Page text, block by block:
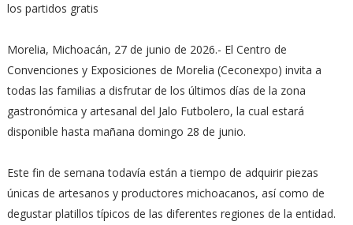
los partidos gratis
Morelia, Michoacán, 27 de junio de 2026.- El Centro de
Convenciones y Exposiciones de Morelia (Ceconexpo) invita a
todas las familias a disfrutar de los últimos días de la zona
gastronómica y artesanal del Jalo Futbolero, la cual estará
disponible hasta mañana domingo 28 de junio.
Este fin de semana todavía están a tiempo de adquirir piezas
únicas de artesanos y productores michoacanos, así como de
degustar platillos típicos de las diferentes regiones de la entidad.